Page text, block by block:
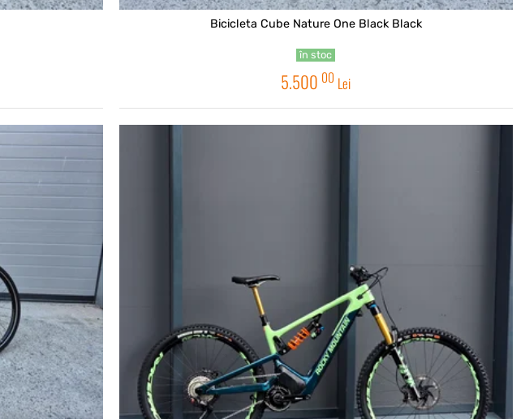
Bicicleta Cube Nature One Black Black
în stoc
5.500 00 Lei